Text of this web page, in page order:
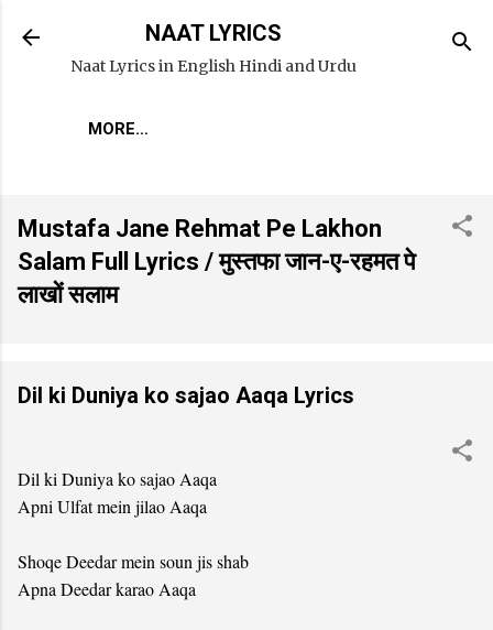
Skip to main content
NAAT LYRICS
Naat Lyrics in English Hindi and Urdu
MORE…
Mustafa Jane Rehmat Pe Lakhon
Salam Full Lyrics / मुस्तफा जान-ए-रहमत पे
लाखों सलाम
Dil ki Duniya ko sajao Aaqa Lyrics
Dil ki Duniya ko sajao Aaqa
Apni Ulfat mein jilao Aaqa
Shoqe Deedar mein soun jis shab
Apna Deedar karao Aaqa